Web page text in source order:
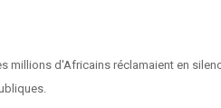
millions d'Africains réclamaient en